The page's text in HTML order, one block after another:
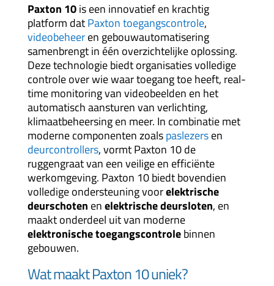
Paxton 10is een innovatief en krachtig
platform datPaxton toegangscontrole,
videobeheeren gebouwautomatisering
samenbrengt in één overzichtelijke oplossing.
Deze technologie biedt organisaties volledige
controle over wie waar toegang toe heeft, real-
time monitoring van videobeelden en het
automatisch aansturen van verlichting,
klimaatbeheersing en meer. In combinatie met
moderne componenten zoalspaslezersen
deurcontrollers, vormt Paxton 10 de
ruggengraat van een veilige en efficiënte
werkomgeving. Paxton 10 biedt bovendien
volledige ondersteuning voorelektrische
deurschoten enelektrische deursloten, en
maakt onderdeel uit van moderne
elektronische toegangscontrolebinnen
gebouwen.
Wat maakt Paxton 10 uniek?